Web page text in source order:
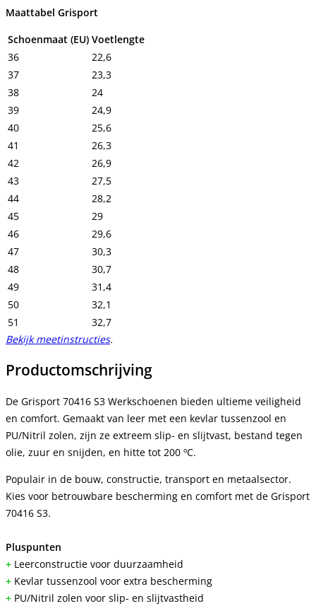
Maattabel Grisport
Schoenmaat (EU) Voetlengte
36
22,6
37
23,3
38
24
39
24,9
40
25,6
41
26,3
42
26,9
43
27,5
44
28,2
45
29
46
29,6
47
30,3
48
30,7
49
31,4
50
32,1
51
32,7
Bekijk meetinstructies.
Productomschrijving
De Grisport 70416 S3 Werkschoenen bieden ultieme veiligheid
en comfort. Gemaakt van leer met een kevlar tussenzool en
PU/Nitril zolen, zijn ze extreem slip- en slijtvast, bestand tegen
olie, zuur en snijden, en hitte tot 200 ºC.
Populair in de bouw, constructie, transport en metaalsector.
Kies voor betrouwbare bescherming en comfort met de Grisport
70416 S3.
Pluspunten
+ Leerconstructie voor duurzaamheid
+ Kevlar tussenzool voor extra bescherming
+ PU/Nitril zolen voor slip- en slijtvastheid